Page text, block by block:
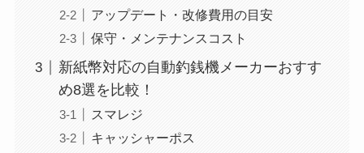
アップデート・改修費用の目安
保守・メンテナンスコスト
新紙幣対応の自動釣銭機メーカーおすす
め8選を比較！
スマレジ
キャッシャーポス